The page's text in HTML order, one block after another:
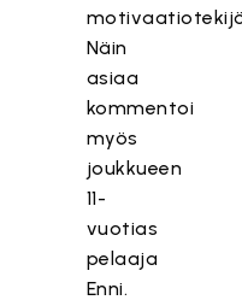
Näin
asiaa
kommentoi
myös
joukkueen
11-
vuotias
pelaaja
Enni.